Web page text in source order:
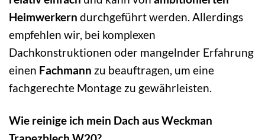
Heimwerkern durchgeführt werden. Allerdings
empfehlen wir, bei komplexen
Dachkonstruktionen oder mangelnder Erfahrung
einen Fachmann zu beauftragen, um eine
fachgerechte Montage zu gewährleisten.
Wie reinige ich mein Dach aus Weckman